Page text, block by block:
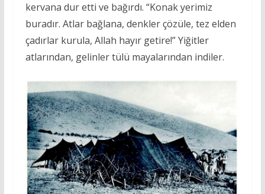
kervana dur etti ve bağırdı. “Konak yerimiz
buradır. Atlar bağlana, denkler çözüle, tez elden
çadırlar kurula, Allah hayır getire!” Yiğitler
atlarından, gelinler tülü mayalarından indiler.